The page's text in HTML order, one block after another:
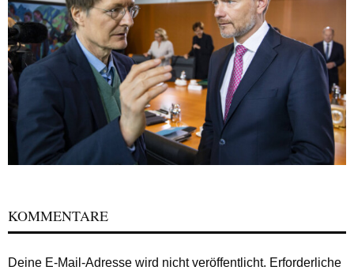
KOMMENTARE
Deine E-Mail-Adresse wird nicht veröffentlicht. Erforderliche